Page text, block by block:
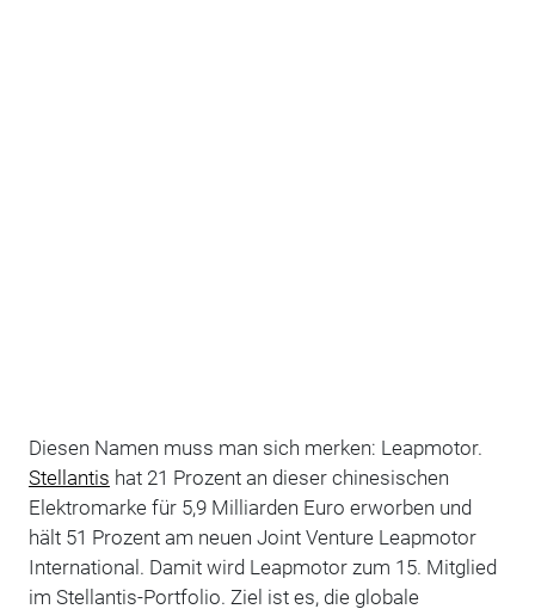
Diesen Namen muss man sich merken: Leapmotor.
Stellantis hat 21 Prozent an dieser chinesischen
Elektromarke für 5,9 Milliarden Euro erworben und
hält 51 Prozent am neuen Joint Venture Leapmotor
International. Damit wird Leapmotor zum 15. Mitglied
im Stellantis-Portfolio. Ziel ist es, die globale